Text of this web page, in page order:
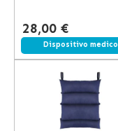
28,00 €
Dispositivo medico